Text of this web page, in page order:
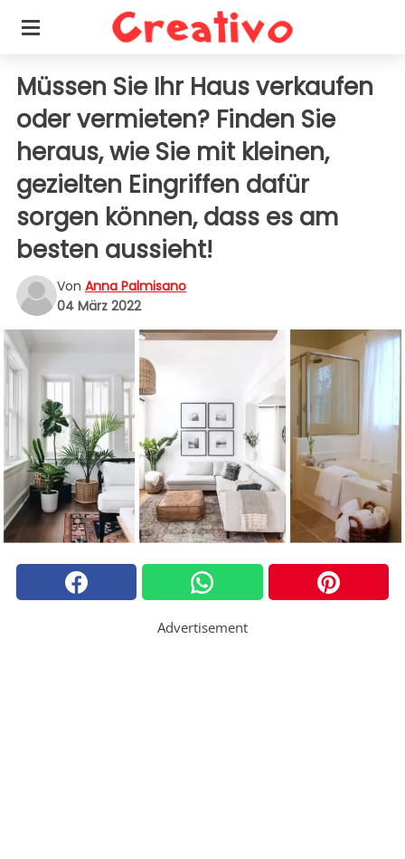
Müssen Sie Ihr Haus verkaufen
oder vermieten? Finden Sie
heraus, wie Sie mit kleinen,
gezielten Eingriffen dafür
sorgen können, dass es am
besten aussieht!
Von Anna Palmisano
04 März 2022
Advertisement